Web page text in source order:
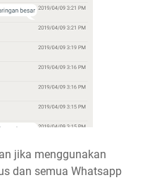
jika menggunakan
dan semua Whatsapp